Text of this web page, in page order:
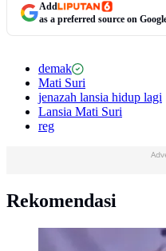
Add
as a preferred source on
demak
Mati Suri
jenazah lansia hidup lagi
Lansia Mati Suri
reg
Rekomendasi